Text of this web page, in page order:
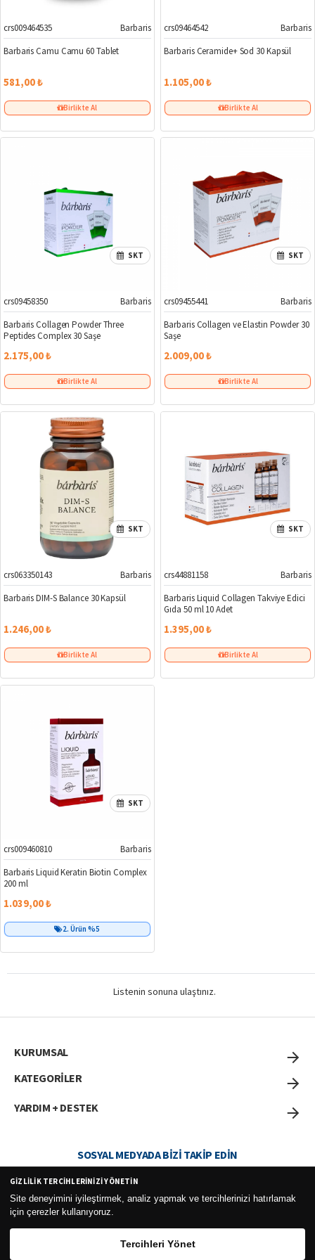
crs009464535
Barbaris
Barbaris Camu Camu 60 Tablet
581,00 ₺
Birlikte Al
crs09464542
Barbaris
Barbaris Ceramide+ Sod 30 Kapsül
1.105,00 ₺
Birlikte Al
SKT
crs09458350
Barbaris
Barbaris Collagen Powder Three
Peptides Complex 30 Saşe
2.175,00 ₺
Birlikte Al
SKT
crs09455441
Barbaris
Barbaris Collagen ve Elastin Powder 30
Saşe
2.009,00 ₺
Birlikte Al
SKT
crs063350143
Barbaris
Barbaris DIM-S Balance 30 Kapsül
1.246,00 ₺
Birlikte Al
SKT
crs44881158
Barbaris
Barbaris Liquid Collagen Takviye Edici
Gıda 50 ml 10 Adet
1.395,00 ₺
Birlikte Al
SKT
crs009460810
Barbaris
Barbaris Liquid Keratin Biotin Complex
200 ml
1.039,00 ₺
2. Ürün %5
Listenin sonuna ulaştınız.
KURUMSAL
KATEGORİLER
YARDIM + DESTEK
SOSYAL MEDYADA BIZI TAKIP EDIN
GIZLILIK TERCIHLERINIZI YÖNETIN
Site deneyimini iyileştirmek, analiz yapmak ve tercihlerinizi hatırlamak
için çerezler kullanıyoruz.
Tercihleri Yönet